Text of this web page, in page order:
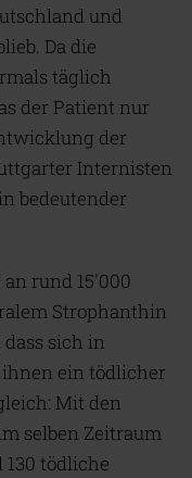
und
Da die
täglich
der Patient nur
der
Internisten
bedeutender
an rund 15'000
Strophanthin
sich in
ein tödlicher
Mit den
selben Zeitraum
tödliche